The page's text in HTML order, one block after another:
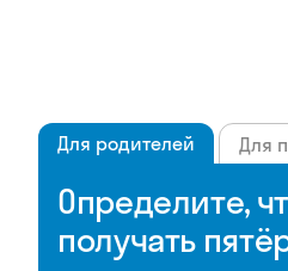
Для родителей Для
Определите,
получать